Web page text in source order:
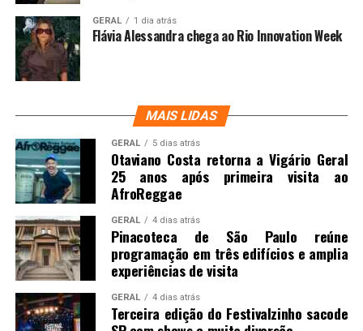
GERAL 1 dia atrás
Flávia Alessandra chega ao Rio Innovation Week
MAIS LIDAS
GERAL 5 dias atrás
Otaviano Costa retorna a Vigário Geral
25 anos após primeira visita ao
AfroReggae
GERAL 4 dias atrás
Pinacoteca de São Paulo reúne
programação em três edifícios e amplia
experiências de visita
GERAL 4 dias atrás
Terceira edição do Festivalzinho sacode